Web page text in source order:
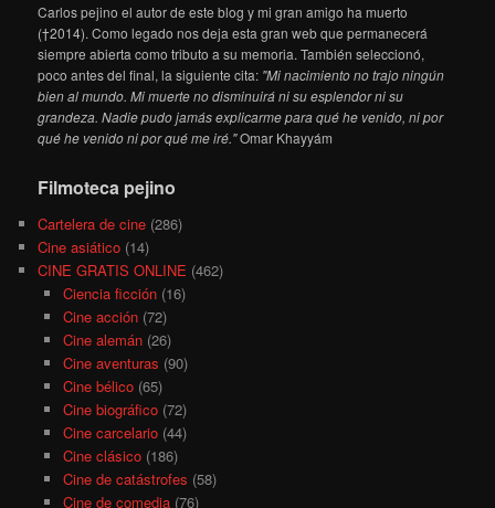
Carlos pejino el autor de este blog y mi gran amigo ha muerto
(†2014). Como legado nos deja esta gran web que permanecerá
siempre abierta como tributo a su memoria. También seleccionó,
poco antes del final, la siguiente cita: "Mi nacimiento no trajo ningún
bien al mundo. Mi muerte no disminuirá ni su esplendor ni su
grandeza. Nadie pudo jamás explicarme para qué he venido, ni por
qué he venido ni por qué me iré."Omar Khayyám
Filmoteca pejino
Cartelera de cine (286)
Cine asiático (14)
CINE GRATIS ONLINE (462)
Ciencia ficción(16)
Cine acción(72)
Cine alemán(26)
Cine aventuras (90)
Cine bélico(65)
Cine biográfico(72)
Cine carcelario(44)
Cine clásico(186)
Cine de catástrofes (58)
Cine de comedia(76)